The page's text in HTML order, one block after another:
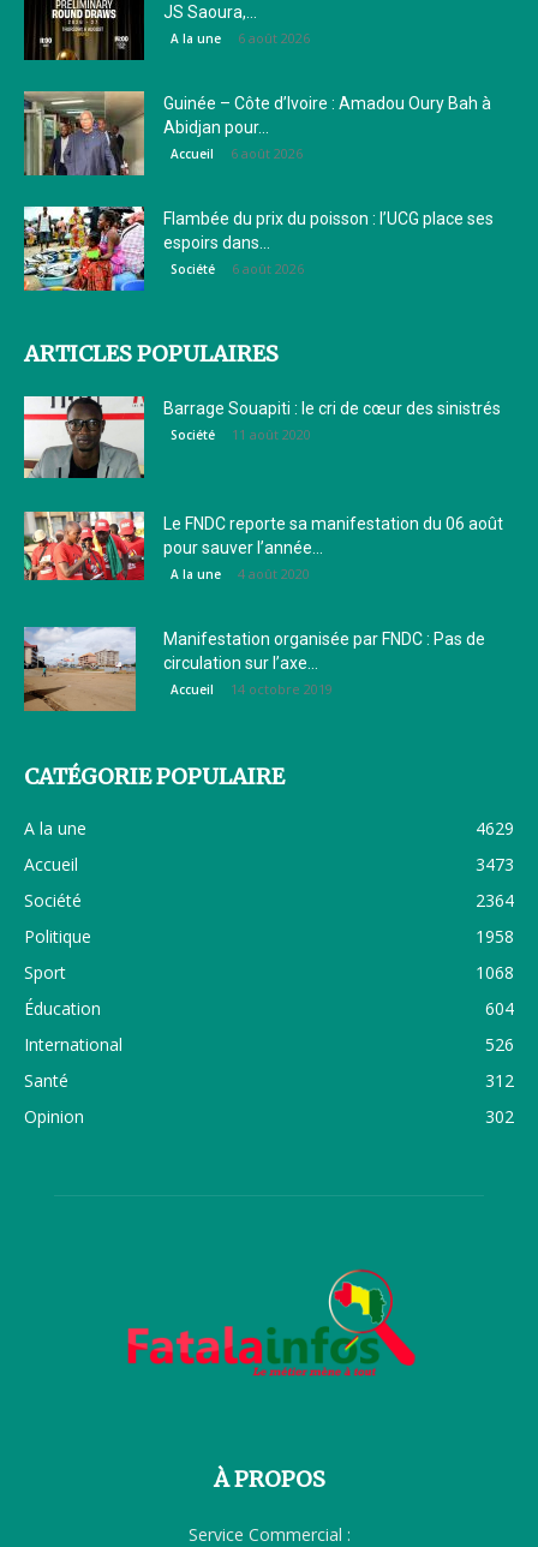
JS Saoura,...
A la une 6 août 2026
Guinée – Côte d’Ivoire : Amadou Oury Bah à
Abidjan pour...
Accueil 6 août 2026
Flambée du prix du poisson : l’UCG place ses
espoirs dans...
Société 6 août 2026
ARTICLES POPULAIRES
Barrage Souapiti : le cri de cœur des sinistrés
Société 11 août 2020
Le FNDC reporte sa manifestation du 06 août
pour sauver l’année...
A la une 4 août 2020
Manifestation organisée par FNDC : Pas de
circulation sur l’axe...
Accueil 14 octobre 2019
CATÉGORIE POPULAIRE
A la une
4629
Accueil
3473
Société
2364
Politique
1958
Sport
1068
Éducation
604
International
526
Santé
312
Opinion
302
À PROPOS
Service Commercial :